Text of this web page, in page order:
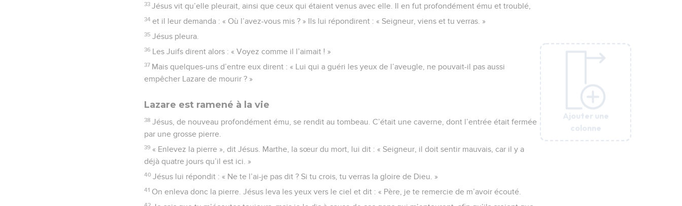
Ajouter une
colonne
33 Jésus vit qu’elle pleurait, ainsi que ceux qui étaient venus avec elle. Il en fut profondément ému et troublé,
34 et il leur demanda : « Où l’avez-vous mis ? » Ils lui répondirent : « Seigneur, viens et tu verras. »
35 Jésus pleura.
36 Les Juifs dirent alors : « Voyez comme il l’aimait ! »
37 Mais quelques-uns d’entre eux dirent : « Lui qui a guéri les yeux de l’aveugle, ne pouvait-il pas aussi
empêcher Lazare de mourir ? »
Lazare est ramené à la vie
38 Jésus, de nouveau profondément ému, se rendit au tombeau. C’était une caverne, dont l’entrée était fermée
par une grosse pierre.
39 « Enlevez la pierre », dit Jésus. Marthe, la sœur du mort, lui dit : « Seigneur, il doit sentir mauvais, car il y a
déjà quatre jours qu’il est ici. »
40 Jésus lui répondit : « Ne te l’ai-je pas dit ? Si tu crois, tu verras la gloire de Dieu. »
41 On enleva donc la pierre. Jésus leva les yeux vers le ciel et dit : « Père, je te remercie de m’avoir écouté.
42
Ajouter une
colonne
Ajouter une
colonne
Ajouter une
colonne
Ajouter une
colonne
Ajouter une
colonne